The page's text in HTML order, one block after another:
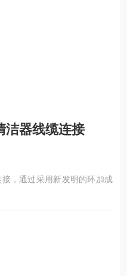
洁器线缆连接
，通过采用新发明的环加成
可以将附着的异物吹飞。